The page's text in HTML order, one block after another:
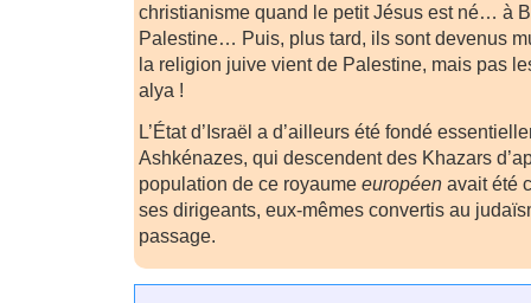
christianisme quand le petit Jésus est né… à
Palestine… Puis, plus tard, ils sont devenus
la religion juive vient de Palestine, mais pas
alya !
L’État d’Israël a d’ailleurs été fondé
Ashkénazes, qui descendent des Khazars
population de ce royaume européen avait été
ses dirigeants, eux-mêmes convertis au
passage.